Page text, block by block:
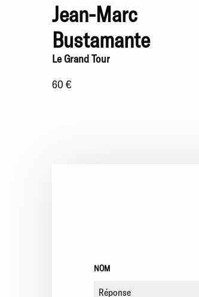
Jean-Marc
Bustamante
Le Grand Tour
60 €
NOM